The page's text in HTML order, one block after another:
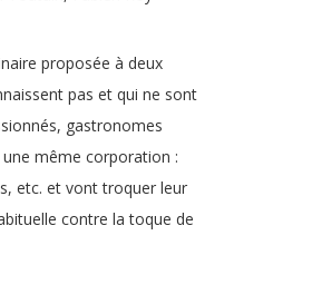
proposée à deux
pas et qui ne sont
gastronomes
même corporation :
etc. et vont troquer leur
contre la toque de